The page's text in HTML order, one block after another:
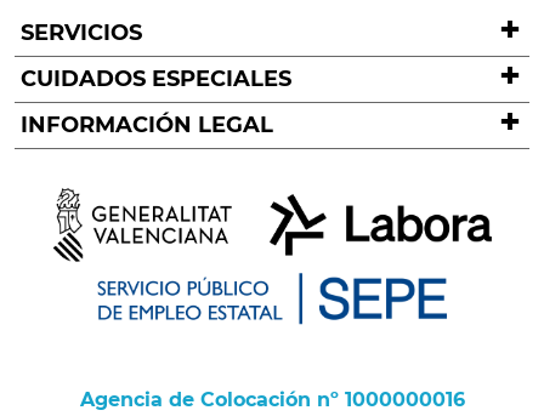
SERVICIOS
CUIDADOS ESPECIALES
INFORMACIÓN LEGAL
Agencia de Colocación nº 1000000016